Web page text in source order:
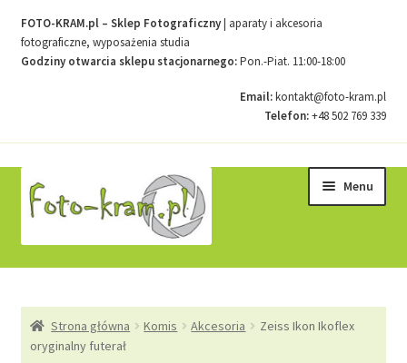
FOTO-KRAM.pl – Sklep Fotograficzny| aparaty i akcesoria
fotograficzne, wyposażenia studia
Godziny otwarcia sklepu stacjonarnego:Pon.-Piat. 11:00-18:00
Email:kontakt@foto-kram.pl
Telefon:+48 502 769 339
do
nawigacji
do
treści
Menu
Kontakt
Strona główna Komis Akcesoria
Zeiss Ikon Ikoflex
oryginalny futerał